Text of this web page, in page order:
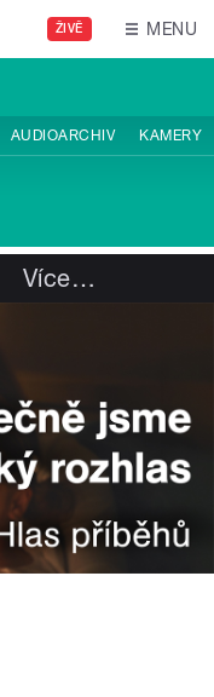
ŽIVĚ MENU
AUDIOARCHIV KAMERY
Více…